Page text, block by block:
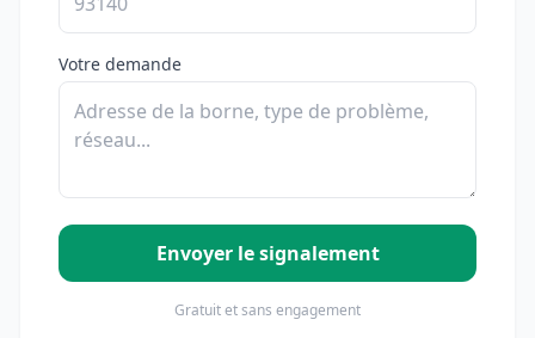
Votre demande
Envoyer le signalement
Gratuit et sans engagement